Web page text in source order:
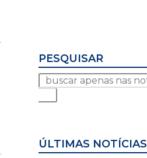
PESQUISAR
ÚLTIMAS NOTÍCIAS